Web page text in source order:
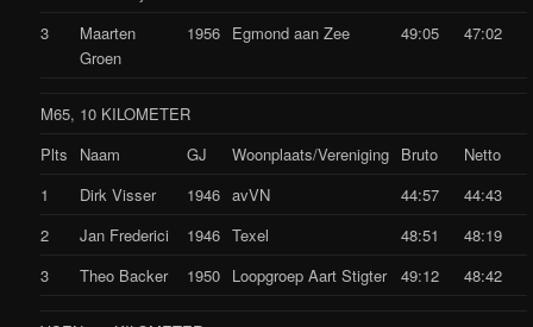
3
Maarten
Groen
1956 Egmond aan Zee 49:05 47:02
M65, 10 KILOMETER
Plts
Naam GJ Woonplaats/Vereniging Bruto
Netto
1
Dirk Visser 1946 avVN 44:57
44:43
2
Jan Frederici 1946 Texel 48:51
48:19
3
Theo Backer 1950 Loopgroep Aart Stigter 49:12 48:42